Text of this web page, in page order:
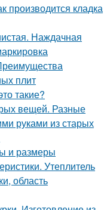
производится кладка
Наждачная
плит
такие?
вещей. Разные
руками из старых
и размеры
Утеплитель
область